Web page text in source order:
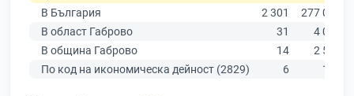
В България
2 301
277 019
В област Габрово
31
4 019
В община Габрово
14
2 540
По код на икономическа дейност (2829)
6 119